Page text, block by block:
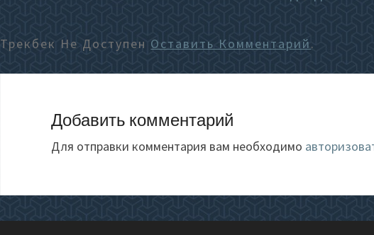
Трекбек Не Доступен Оставить Комментарий.
Добавить комментарий
Для отправки комментария вам необходимо